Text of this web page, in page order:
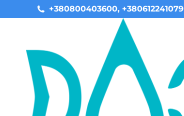
+380800403600, +380612241079